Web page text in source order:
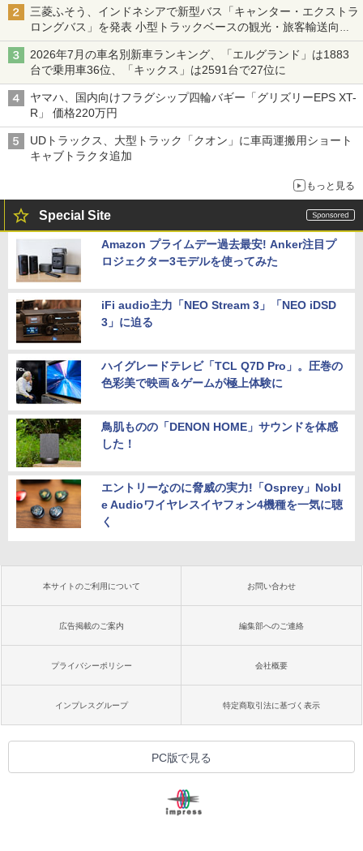
三菱ふそう、インドネシアで新型バス「キャンター・エクストラ
ロングバス」を発表 小型トラックベースの観光・旅客輸送向け
バス
2026年7月の車名別新車ランキング、「エルグランド」は1883
台で乗用車36位、「キックス」は2591台で27位に
ヤマハ、国内向けフラグシップ四輪バギー「グリズリーEPS XT-
R」 価格220万円
UDトラックス、大型トラック「クオン」に車両運搬用ショート
キャブトラクタ追加
もっと見る
Special Site
Amazon プライムデー過去最安! Anker注目プ
ロジェクター3モデルを使ってみた
iFi audio主力「NEO Stream 3」「NEO iDSD
3」に迫る
ハイグレードテレビ「TCL Q7D Pro」。圧巻の
色彩美で映画＆ゲームが極上体験に
鳥肌ものの「DENON HOME」サウンドを体感
した！
エントリーなのに脅威の実力!「Osprey」Nobl
e Audioワイヤレスイヤフォン4機種を一気に聴
く
本サイトのご利用について お問い合わせ
広告掲載のご案内 編集部へのご連絡
プライバシーポリシー 会社概要
インプレスグループ 特定商取引法に基づく表示
PC版で見る